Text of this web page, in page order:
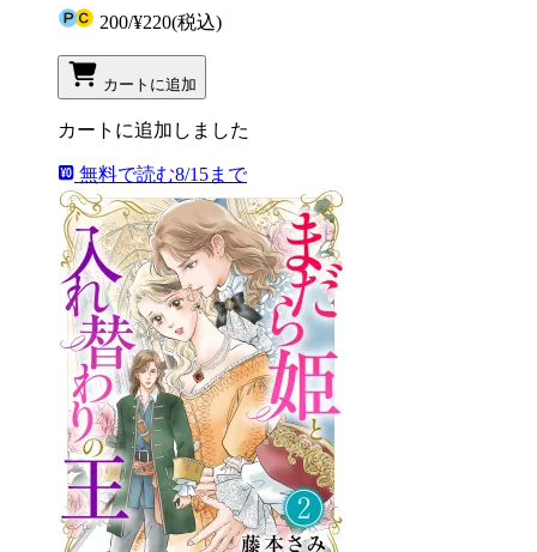
200/¥220(税込)
カートに追加
カートに追加しました
無料で読む8/15まで